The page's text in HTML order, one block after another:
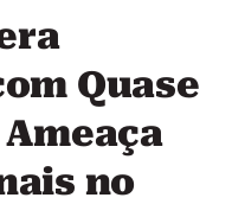
Quase
Ameaça
no